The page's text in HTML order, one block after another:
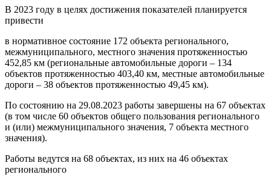
В 2023 году в целях достижения показателей планируется
привести
в нормативное состояние 172 объекта регионального,
межмуниципального, местного значения протяженностью
452,85 км (региональные автомобильные дороги – 134
объектов протяженностью 403,40 км, местные автомобильные
дороги – 38 объектов протяженностью 49,45 км).
По состоянию на 29.08.2023 работы завершены на 67 объектах
(в том числе 60 объектов общего пользования регионального
и (или) межмуниципального значения, 7 объекта местного
значения).
Работы ведутся на 68 объектах, из них на 46 объектах
регионального